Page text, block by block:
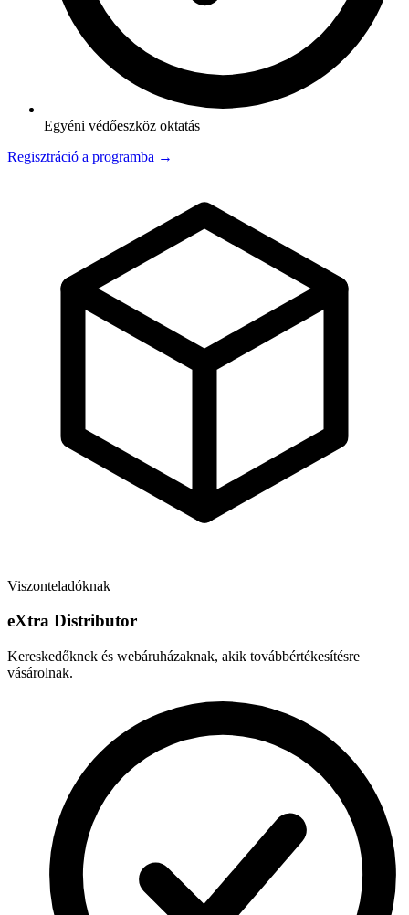
Egyéni védőeszköz oktatás
Regisztráció a programba →
Viszonteladóknak
eXtra Distributor
Kereskedőknek és webáruházaknak, akik továbbértékesítésre
vásárolnak.